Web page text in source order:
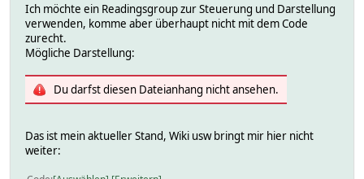
Ich möchte ein Readingsgroup zur Steuerung und Darstellung
verwenden, komme aber überhaupt nicht mit dem Code
zurecht.
Mögliche Darstellung:
Du darfst diesen Dateianhang nicht ansehen.
Das ist mein aktueller Stand, Wiki usw bringt mir hier nicht
weiter: